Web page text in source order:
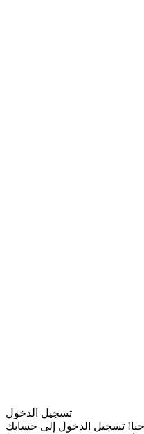
تسجيل الدخول
تسجيل الدخول إلى حسابك